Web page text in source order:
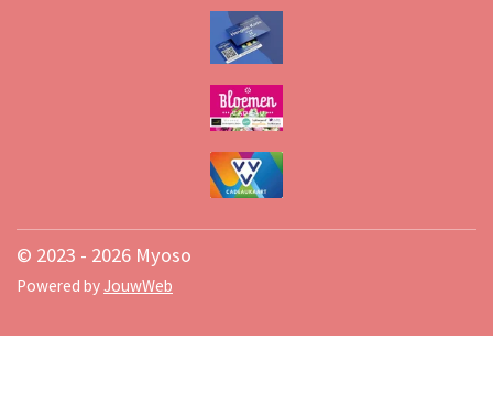
© 2023 - 2026 Myoso
Powered byJouwWeb